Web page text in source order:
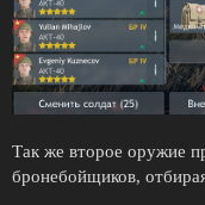
Так же второе оружие
бронебойщиков,